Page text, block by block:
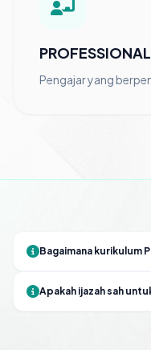
Pengajar yang
Bagaimana kurikulum
Apakah ijazah sah